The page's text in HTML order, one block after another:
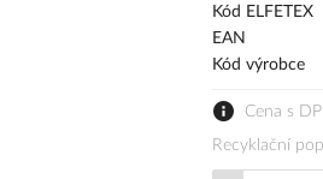
Kód ELFETEX
EAN
Kód výrobce
Cena s
Recyklační